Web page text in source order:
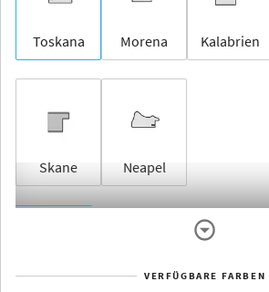
Toskana Morena Kalabrien
Skane Neapel
VERFÜGBARE FARBEN